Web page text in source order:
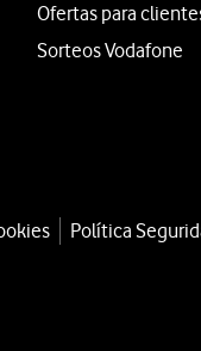
Ofertas para
Sorteos Vodafone
Política